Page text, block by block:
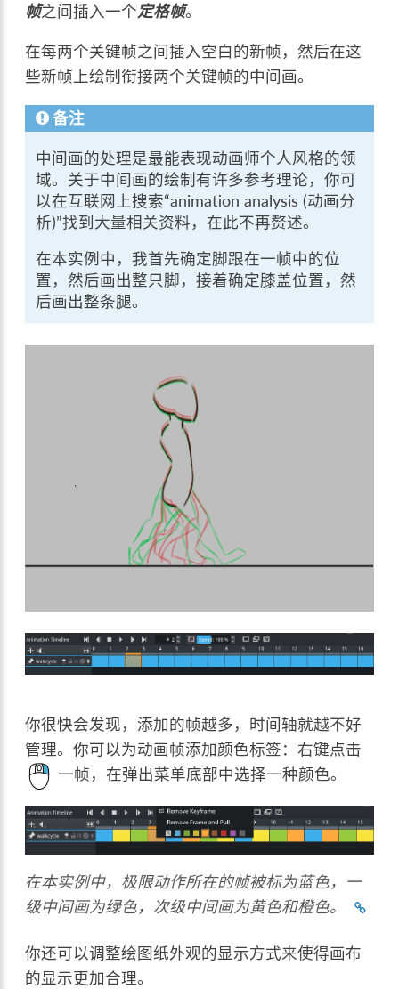
帧之间插入一个定格帧。
在每两个关键帧之间插入空白的新帧，然后在这
些新帧上绘制衔接两个关键帧的中间画。
备注
中间画的处理是最能表现动画师个人风格的领
域。关于中间画的绘制有许多参考理论，你可
以在互联网上搜索“animation analysis (动画分
析)”找到大量相关资料，在此不再赘述。
在本实例中，我首先确定脚跟在一帧中的位
置，然后画出整只脚，接着确定膝盖位置，然
后画出整条腿。
你很快会发现，添加的帧越多，时间轴就越不好
管理。你可以为动画帧添加颜色标签：右键点击
一帧，在弹出菜单底部中选择一种颜色。
在本实例中，极限动作所在的帧被标为蓝色，一
级中间画为绿色，次级中间画为黄色和橙色。
你还可以调整绘图纸外观的显示方式来使得画布
的显示更加合理。